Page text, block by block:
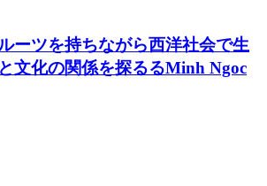
ーツを持ちながら西洋社会で生
文化の関係を探るるMinh Ngoc